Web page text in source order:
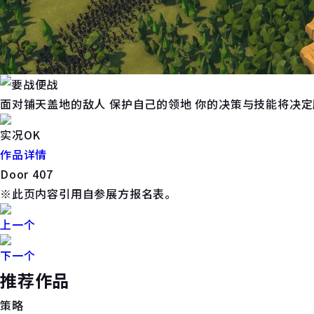
面对铺天盖地的敌人 保护自己的领地 你的决策与技能将决
实况OK
作品详情
Door 407
※此页内容引用自参展方报名表。
上一个
下一个
推荐作品
策略